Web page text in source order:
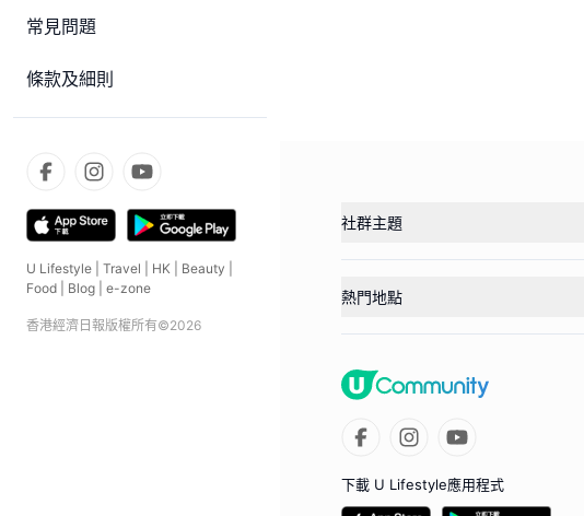
常見問題
條款及細則
U Lifestyle Travel HK Beauty
Food
Blog e-zone
香港經濟日報版權所有©2026
社群主題
熱門地點
下載 U Lifestyle應用程式